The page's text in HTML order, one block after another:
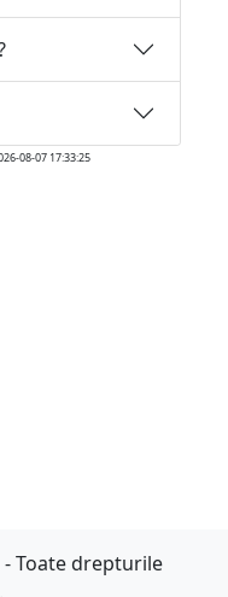
08-07 17:33:25
Toate drepturile